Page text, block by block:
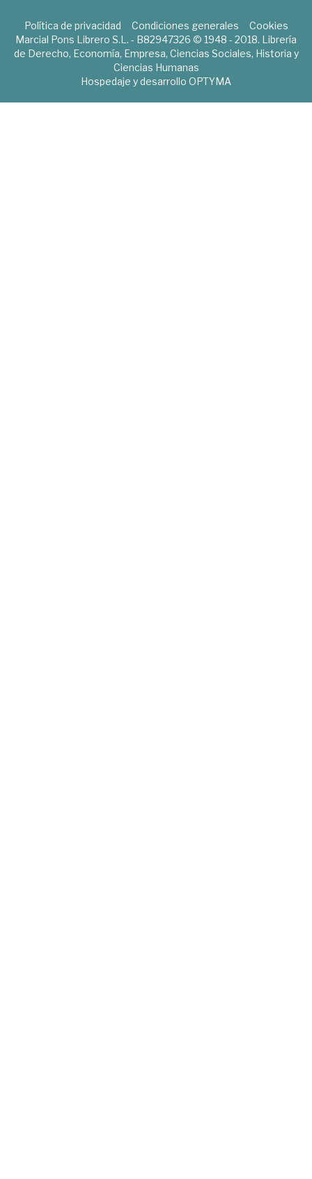
Política de privacidad Condiciones generales
Cookies
Marcial Pons Librero S.L. - B82947326 © 1948 - 2018. Librería
de Derecho, Economía, Empresa, Ciencias Sociales, Historia y
Ciencias Humanas
Hospedaje y desarrollo OPTYMA